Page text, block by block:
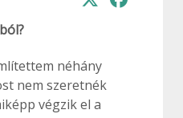
néhány
nem szeretnék
végzik el a